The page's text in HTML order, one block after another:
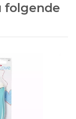
folgende